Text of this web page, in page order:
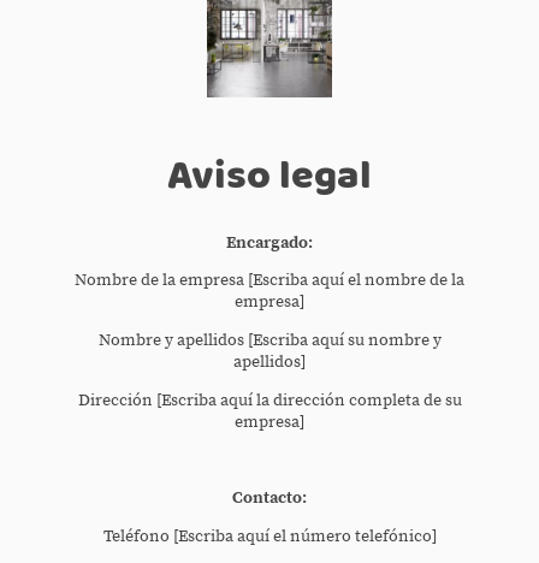
Aviso legal
Encargado:
Nombre de la empresa [Escriba aquí el nombre de la
empresa]
Nombre y apellidos [Escriba aquí su nombre y
apellidos]
Dirección [Escriba aquí la dirección completa de su
empresa]
Contacto:
Teléfono [Escriba aquí el número telefónico]